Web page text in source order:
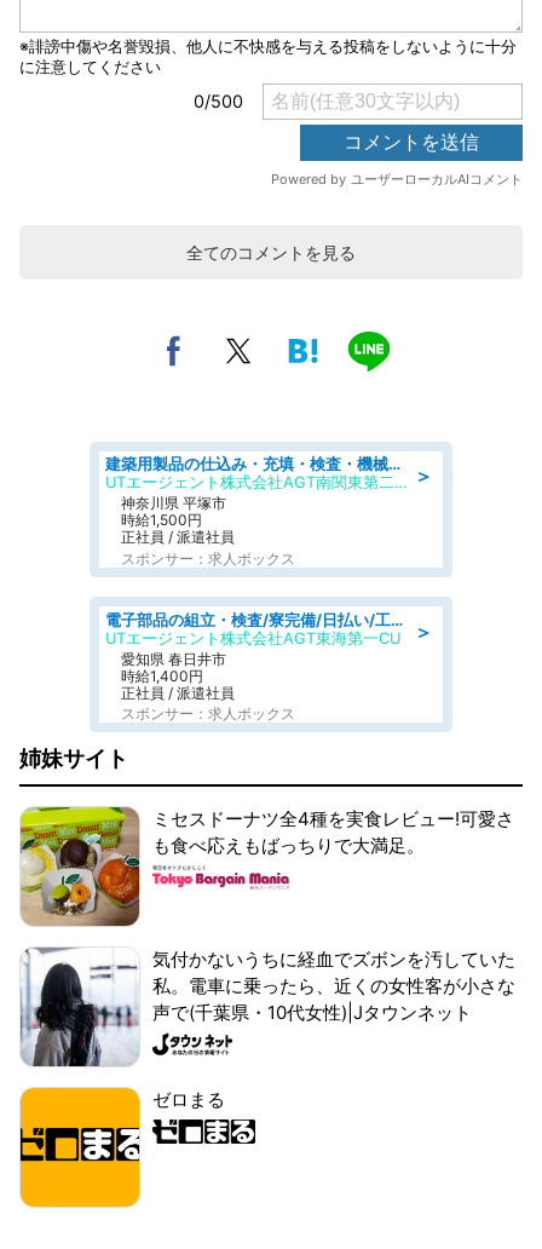
全てのコメントを見る
＞
建築用製品の仕込み・充填・検査・機械操作/寮完備/日払い/工場・製造
UTエージェント株式会社AGT南関東第二CU
神奈川県 平塚市
時給1,500円
正社員 / 派遣社員
スポンサー：求人ボックス
＞
電子部品の組立・検査/寮完備/日払い/工場・製造
UTエージェント株式会社AGT東海第一CU
愛知県 春日井市
時給1,400円
正社員 / 派遣社員
スポンサー：求人ボックス
姉妹サイト
ミセスドーナツ全4種を実食レビュー!可愛さ
も食べ応えもばっちりで大満足。
気付かないうちに経血でズボンを汚していた
私。電車に乗ったら、近くの女性客が小さな
声で(千葉県・10代女性)|Jタウンネット
ゼロまる